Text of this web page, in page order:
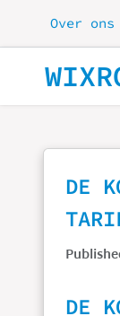
Skip to mainOver ons
DE
DE